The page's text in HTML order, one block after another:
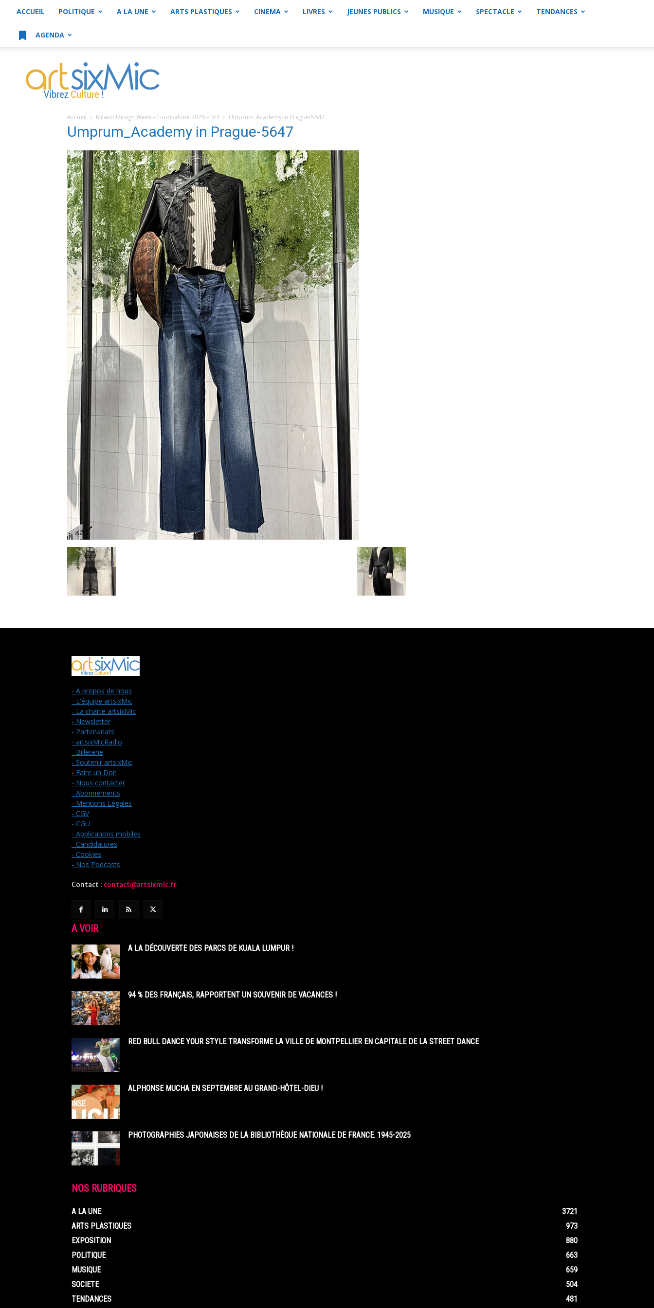
ACCUEIL POLITIQUE A LA UNE ARTS PLASTIQUES CINEMA LIVRES JEUNES PUBLICS MUSIQUE SPECTACLE TENDANCES
AGENDA
artsixMic
Accueil Milano Design Week – Fuorisalone 2026 – 3/4 Umprum_Academy in Prague-5647
Umprum_Academy in Prague-5647
- A propos de nous
- L'équipe artsixMic
- La charte artsixMic
- Newsletter
- Partenariats
- artsixMicRadio
- Billeterie
- Soutenir artsixMic
- Faire un Don
- Nous contacter
- Abonnements
- Mentions Légales
- CGV
- CGU
- Applications mobiles
- Candidatures
- Cookies
- Nos Podcasts
Contact : contact@artsixmic.fr
A VOIR
A LA DÉCOUVERTE DES PARCS DE KUALA LUMPUR !
94 % DES FRANÇAIS, RAPPORTENT UN SOUVENIR DE VACANCES !
RED BULL DANCE YOUR STYLE TRANSFORME LA VILLE DE MONTPELLIER EN CAPITALE DE LA STREET DANCE
ALPHONSE MUCHA EN SEPTEMBRE AU GRAND-HÔTEL-DIEU !
PHOTOGRAPHIES JAPONAISES DE LA BIBLIOTHÈQUE NATIONALE DE FRANCE. 1945-2025
NOS RUBRIQUES
A LA UNE
3721
ARTS PLASTIQUES
973
EXPOSITION
880
POLITIQUE
663
MUSIQUE
659
SOCIETE
504
TENDANCES
481